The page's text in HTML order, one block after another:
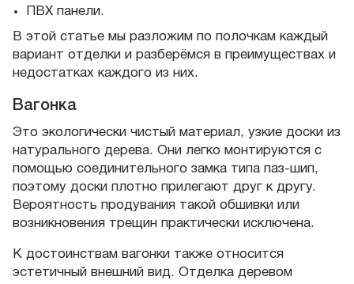
ПВХ панели.
В этой статье мы разложим по полочкам каждый
вариант отделки и разберёмся в преимуществах и
недостатках каждого из них.
Вагонка
Это экологически чистый материал, узкие доски из
натурального дерева. Они легко монтируются с
помощью соединительного замка типа паз-шип,
поэтому доски плотно прилегают друг к другу.
Вероятность продувания такой обшивки или
возникновения трещин практически исключена.
К достоинствам вагонки также относится
эстетичный внешний вид. Отделка деревом